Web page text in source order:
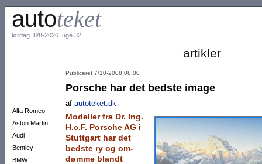
autoteket
lørdag 8/8-2026 uge 32
Alfa Romeo
Aston Martin
Audi
Bentley
BMW
artikler
Publiceret 7/10-2008 08:00
Porsche har det bedste image
af autoteket.dk
Modeller fra Dr. Ing.
H.c.F. Por­sche AG i
Stuttgart har det
bed­ste ry og om­
døm­me blandt